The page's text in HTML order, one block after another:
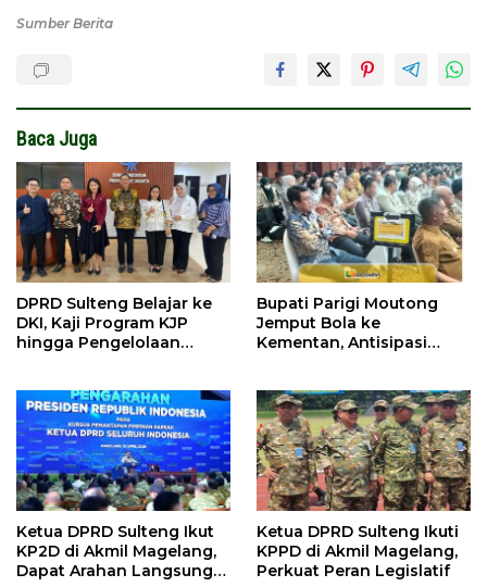
Sumber Berita
Baca Juga
DPRD Sulteng Belajar ke
DKI, Kaji Program KJP
hingga Pengelolaan
Bupati Parigi Moutong
Jemput Bola ke
Kementan, Antisipasi
Ketua DPRD Sulteng Ikut
KP2D di Akmil Magelang,
Dapat Arahan Langsung
Ketua DPRD Sulteng Ikuti
KPPD di Akmil Magelang,
Perkuat Peran Legislatif